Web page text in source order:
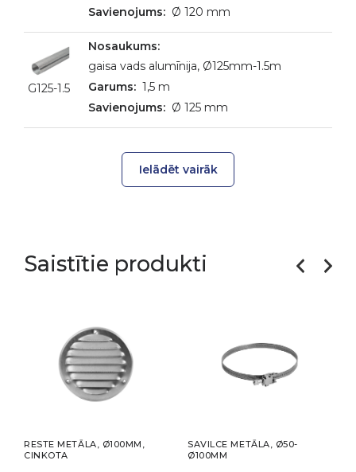
Ø 120 mm
G125-1.5
gaisa vads alumīnija, Ø125mm-1.5m
1,5 m
Ø 125 mm
Ielādēt vairāk
Saistītie produkti
RESTE METĀLA, Ø100MM,
CINKOTA
SAVILCE METĀLA, Ø50-
Ø100MM